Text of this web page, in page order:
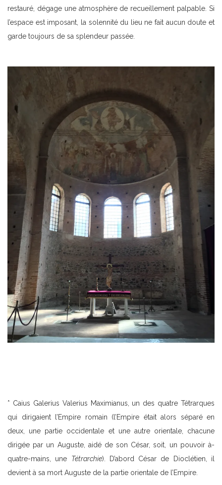
restauré, dégage une atmosphère de recueillement palpable. Si
l’espace est imposant, la solennité du lieu ne fait aucun doute et
garde toujours de sa splendeur passée.
* Caius Galerius Valerius Maximianus, un des quatre Tétrarques
qui dirigaient l’Empire romain (l’Empire était alors séparé en
deux, une partie occidentale et une autre orientale, chacune
dirigée par un Auguste, aidé de son César, soit, un pouvoir à-
quatre-mains, une Tétrarchie). D’abord César de Dioclétien, il
devient à sa mort Auguste de la partie orientale de l’Empire.